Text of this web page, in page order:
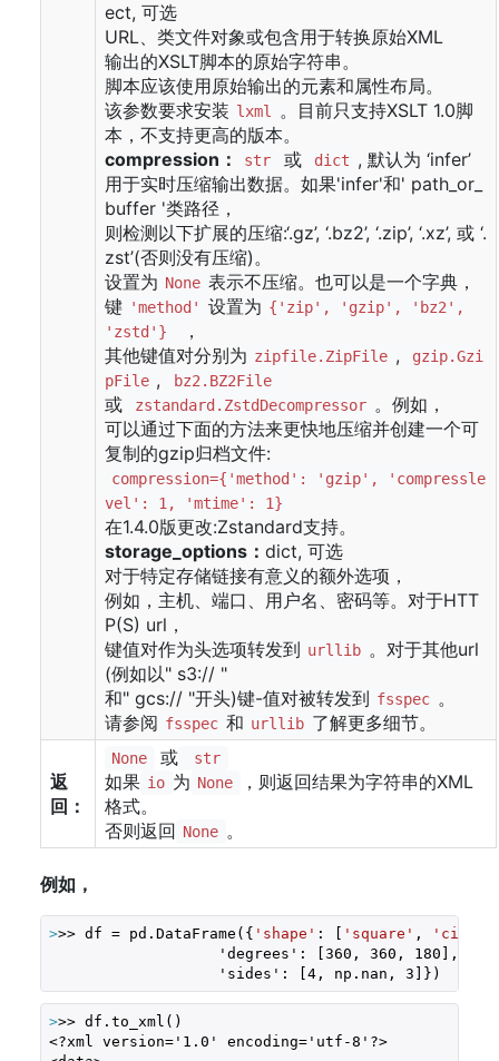
ect, 可选
URL、类文件对象或包含用于转换原始XML
输出的XSLT脚本的原始字符串。
脚本应该使用原始输出的元素和属性布局。
该参数要求安装 lxml
。目前只支持XSLT 1.0脚
本，不支持更高的版本。
compression：
str 或 dict , 默认为 ‘infer’
用于实时压缩输出数据。如果'infer'和' path_or_
buffer '类路径，
则检测以下扩展的压缩:‘.gz’, ‘.bz2’, ‘.zip’, ‘.xz’, 或 ‘.
zst’(否则没有压缩)。
设置为 None 表示不压缩。也可以是一个字典，
键 'method' 设置为 {'zip', 'gzip', 'bz2',
'zstd'}
，
其他键值对分别为 zipfile.ZipFile ,
gzip.Gzi
pFile , bz2.BZ2File
或 zstandard.ZstdDecompressor 。例如，
可以通过下面的方法来更快地压缩并创建一个可
复制的gzip归档文件:
compression={'method': 'gzip', 'compressle
vel': 1, 'mtime': 1}
在1.4.0版更改:Zstandard支持。
storage_options： dict, 可选
对于特定存储链接有意义的额外选项，
例如，主机、端口、用户名、密码等。对于HTT
P(S) url，
键值对作为头选项转发到 urllib 。对于其他url
(例如以" s3:// "
和" gcs:// "开头)键-值对被转发到 fsspec 。
请参阅 fsspec 和 urllib 了解更多细节。
返
回：
None 或 str
如果 io 为 None
，则返回结果为字符串的XML
格式。
否则返回 None 。
例如，
>>> df = pd.DataFrame({ 'shape' : [ 'square' ,
                   'degrees': [360, 360, 180],
                   'sides': [4, np.nan, 3]})
>>> df.to_xml()
<?xml version='1.0' encoding='utf-8'?>